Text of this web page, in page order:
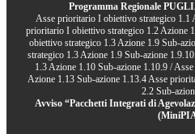
Programma Regionale
Asse prioritario I obiettivo strategico 1.1
prioritario I obiettivo strategico 1.2 Azione
obiettivo strategico 1.3 Azione 1.9 Sub-
strategico 1.3 Azione 1.9 Sub-azione
1.3 Azione 1.10 Sub-azione 1.10.9 /
Azione 1.13 Sub-azione 1.13.4 Asse
2.2 Sub-
Avviso “Pacchetti Integrati di